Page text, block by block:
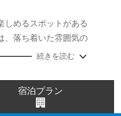
しめるスポットがある
、落ち着いた雰囲気の
その他施設には、こ
ございます。更に、肌
風呂や大浴場でゆっ
続きを読む
宿泊プラン